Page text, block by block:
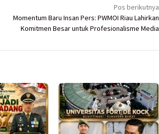
Pos berikutnya
Momentum Baru Insan Pers: PWMOI Riau Lahirkan
Komitmen Besar untuk Profesionalisme Media